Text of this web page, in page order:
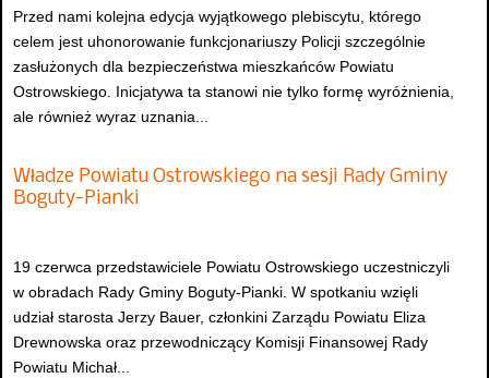
Przed nami kolejna edycja wyjątkowego plebiscytu, którego
celem jest uhonorowanie funkcjonariuszy Policji szczególnie
zasłużonych dla bezpieczeństwa mieszkańców Powiatu
Ostrowskiego. Inicjatywa ta stanowi nie tylko formę wyróżnienia,
ale również wyraz uznania...
Władze Powiatu Ostrowskiego na sesji Rady Gminy
Boguty-Pianki
19 czerwca przedstawiciele Powiatu Ostrowskiego uczestniczyli
w obradach Rady Gminy Boguty-Pianki. W spotkaniu wzięli
udział starosta Jerzy Bauer, członkini Zarządu Powiatu Eliza
Drewnowska oraz przewodniczący Komisji Finansowej Rady
Powiatu Michał...